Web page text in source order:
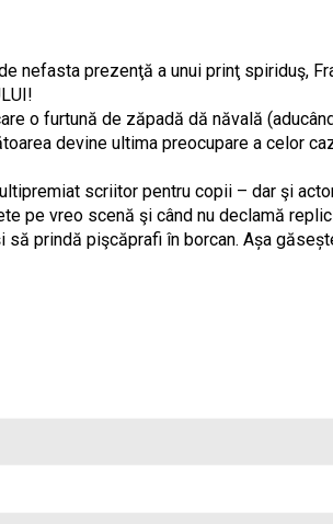
nefasta prezenţă a unui prinţ spiriduş,
o furtună de zăpadă dă năvală
devine ultima preocupare a celor
scriitor pentru copii – dar şi
pe vreo scenă şi când nu declamă
să prindă pişcăprafi în borcan. Așa